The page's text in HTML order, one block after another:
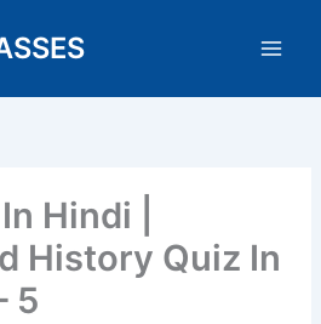
Hindi |
History Quiz In
5